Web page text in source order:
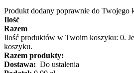
Produkt dodany poprawnie do Twojego
Ilość
Razem
Ilość produktów w Twoim koszyku: 0.
koszyku.
Razem produkty:
Dostawa: Do ustalenia